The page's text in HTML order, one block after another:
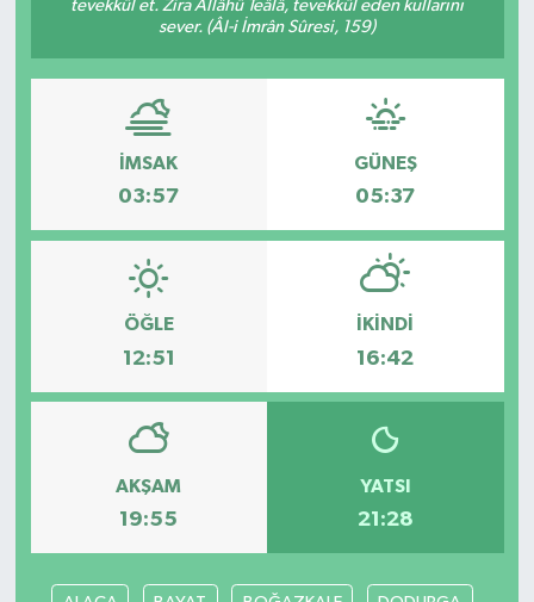
tevekkül et. Zira Allâhü Teâlâ, tevekkül eden kullarını
sever. (Âl-i İmrân Sûresi, 159)
İMSAK
03:57
GÜNEŞ
05:37
ÖĞLE
12:51
İKINDI
16:42
AKŞAM
19:55
YATSI
21:28